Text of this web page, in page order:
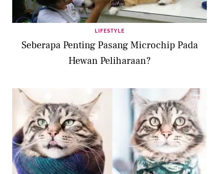
LIFESTYLE
Seberapa Penting Pasang Microchip Pada
Hewan Peliharaan?